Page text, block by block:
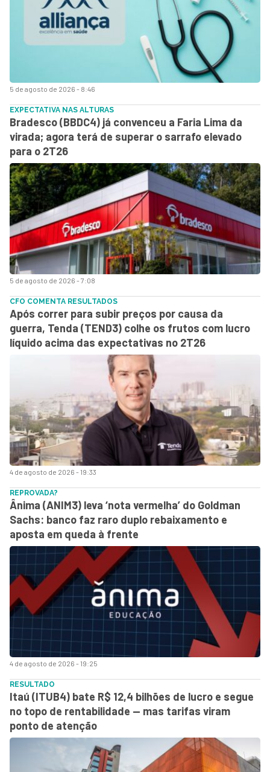
5 de agosto de 2026 - 8:46
5 de agosto de 2026 - 7:08
EXPECTATIVA NAS ALTURAS
Bradesco (BBDC4) já convenceu a Faria Lima da
virada; agora terá de superar o sarrafo elevado
para o 2T26
4 de agosto de 2026 - 19:33
CFO COMENTA RESULTADOS
Após correr para subir preços por causa da
guerra, Tenda (TEND3) colhe os frutos com lucro
líquido acima das expectativas no 2T26
4 de agosto de 2026 - 19:25
REPROVADA?
Ânima (ANIM3) leva ‘nota vermelha’ do Goldman
Sachs: banco faz raro duplo rebaixamento e
aposta em queda à frente
RESULTADO
Itaú (ITUB4) bate R$ 12,4 bilhões de lucro e segue
no topo de rentabilidade — mas tarifas viram
ponto de atenção